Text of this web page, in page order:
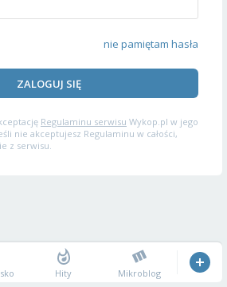
nie pamiętam hasła
ZALOGUJ SIĘ
Regulaminu serwisu Wykop.pl w jego
nie akceptujesz Regulaminu w całości,
z serwisu.
Hity Mikroblog